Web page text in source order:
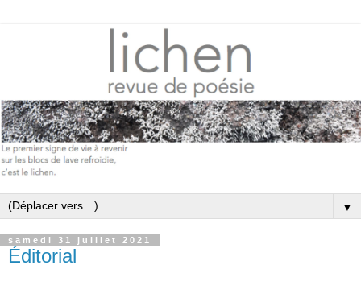
▼
samedi 31 juillet 2021
Éditorial